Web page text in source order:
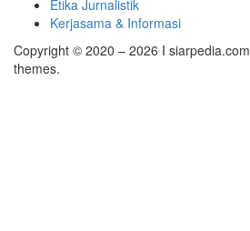
Etika Jurnalistik
Kerjasama & Informasi
Copyright © 2020 – 2026 I siarpedia.com
themes.